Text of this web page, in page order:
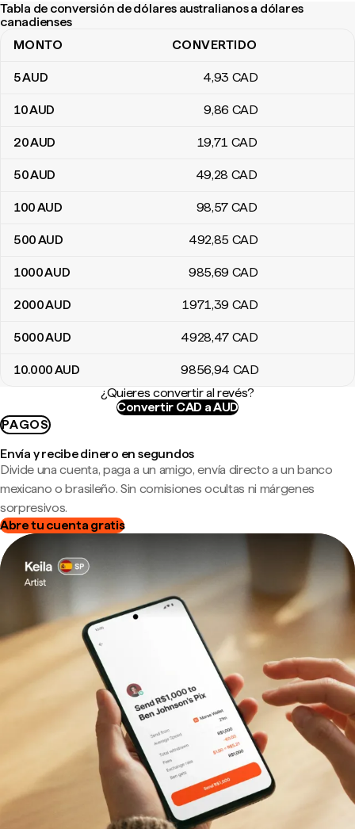
Tabla de conversión de dólares australianos a dólares
canadienses
Tabla de conversión de dólares australianos a dólares
MONTO CONVERTIDO
5AUD 4,93 CAD
10AUD 9,86 CAD
20AUD 19,71 CAD
50AUD 49,28 CAD
100AUD 98,57 CAD
500AUD 492,85 CAD
1000AUD 985,69 CAD
2000AUD 1971,39 CAD
5000AUD 4928,47 CAD
10.000AUD 9856,94 CAD
¿Quieres convertir al revés?
Convertir CAD a AUD
PAGOS
Envía y recibe dinero en segundos
Divide una cuenta, paga a un amigo, envía directo a un banco
mexicano o brasileño. Sin comisiones ocultas ni márgenes
sorpresivos.
Abre tu cuenta gratis